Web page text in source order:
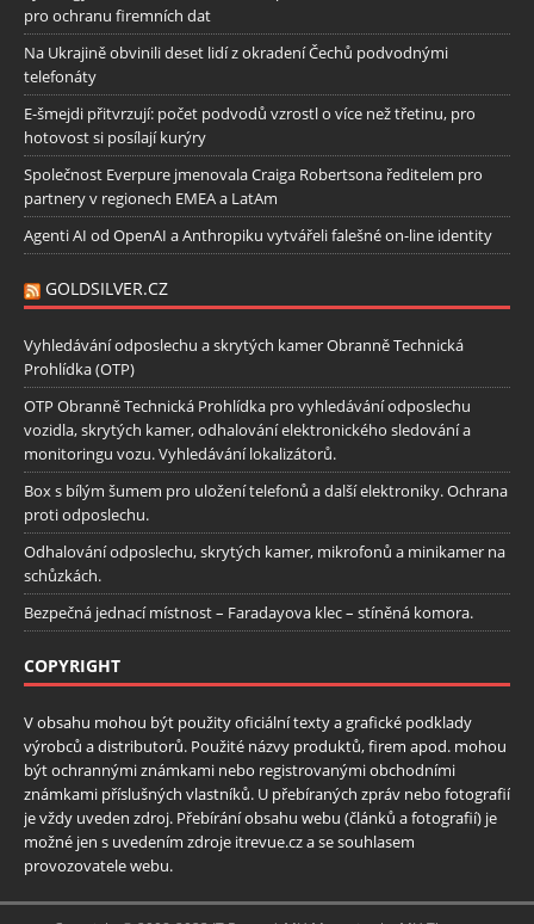
pro ochranu firemních dat
Na Ukrajině obvinili deset lidí z okradení Čechů podvodnými
telefonáty
E-šmejdi přitvrzují: počet podvodů vzrostl o více než třetinu, pro
hotovost si posílají kurýry
Společnost Everpure jmenovala Craiga Robertsona ředitelem pro
partnery v regionech EMEA a LatAm
Agenti AI od OpenAI a Anthropiku vytvářeli falešné on-line identity
GOLDSILVER.CZ
Vyhledávání odposlechu a skrytých kamer Obranně Technická
Prohlídka (OTP)
OTP Obranně Technická Prohlídka pro vyhledávání odposlechu
vozidla, skrytých kamer, odhalování elektronického sledování a
monitoringu vozu. Vyhledávání lokalizátorů.
Box s bílým šumem pro uložení telefonů a další elektroniky. Ochrana
proti odposlechu.
Odhalování odposlechu, skrytých kamer, mikrofonů a minikamer na
schůzkách.
Bezpečná jednací místnost – Faradayova klec – stíněná komora.
COPYRIGHT
V obsahu mohou být použity oficiální texty a grafické podklady
výrobců a distributorů. Použité názvy produktů, firem apod. mohou
být ochrannými známkami nebo registrovanými obchodními
známkami příslušných vlastníků. U přebíraných zpráv nebo fotografií
je vždy uveden zdroj. Přebírání obsahu webu (článků a fotografií) je
možné jen s uvedením zdroje itrevue.cz a se souhlasem
provozovatele webu.